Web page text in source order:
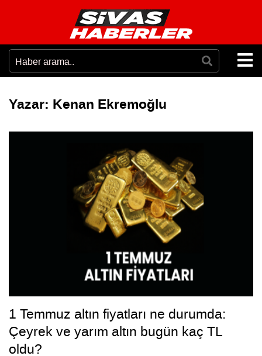
Yazar: Kenan Ekremoğlu
1 Temmuz altın fiyatları ne durumda:
Çeyrek ve yarım altın bugün kaç TL
oldu?